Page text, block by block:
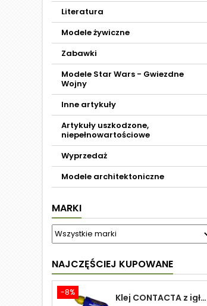
Literatura
Modele żywiczne
Zabawki
Modele Star Wars - Gwiezdne
Wojny
Inne artykuły
Artykuły uszkodzone,
niepełnowartościowe
Wyprzedaż
Modele architektoniczne
MARKI
NAJCZĘŚCIEJ KUPOWANE
-8% Klej CONTACTA z igłą do plastiku 25,0 g